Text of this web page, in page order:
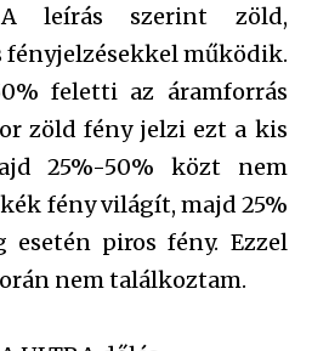
A leírás szerint zöld,
fényjelzésekkel működik.
feletti az áramforrás
zöld fény jelzi ezt a kis
25%-50% közt nem
fény világít, majd 25%
piros fény. Ezzel
nem találkoztam.